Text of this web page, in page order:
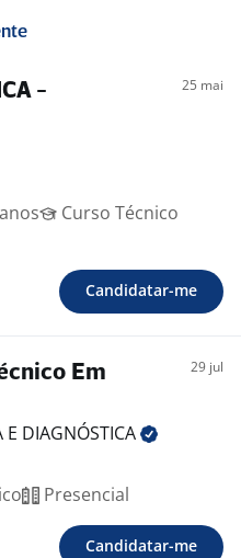
-
25 mai
Curso Técnico
Candidatar-me
Em
29 jul
E DIAGNÓSTICA
Presencial
Candidatar-me